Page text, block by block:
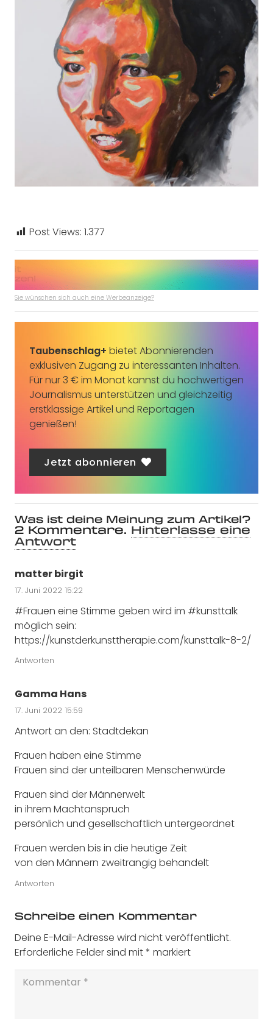
Post Views: 1.377
Sie wünschen sich auch eine Werbeanzeige?
Taubenschlag+ bietet Abonnierenden
exklusiven Zugang zu interessanten Inhalten.
Für nur 3 € im Monat kannst du hochwertigen
Journalismus unterstützen und gleichzeitig
erstklassige Artikel und Reportagen
genießen!
Jetzt abonnieren
Was ist deine Meinung zum Artikel?
2 Kommentare. Hinterlasse eine
Antwort
matter birgit
17. Juni 2022 15:22
#Frauen eine Stimme geben wird im #kunsttalk
möglich sein:
https://kunstderkunsttherapie.com/kunsttalk-8-2/
Antworten
Gamma Hans
17. Juni 2022 15:59
Antwort an den: Stadtdekan
Frauen haben eine Stimme
Frauen sind der unteilbaren Menschenwürde
Frauen sind der Männerwelt
in ihrem Machtanspruch
persönlich und gesellschaftlich untergeordnet
Frauen werden bis in die heutige Zeit
von den Männern zweitrangig behandelt
Antworten
Schreibe einen Kommentar
Deine E-Mail-Adresse wird nicht veröffentlicht.
Erforderliche Felder sind mit* markiert